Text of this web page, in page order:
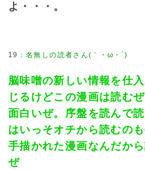
よ・・・。
19 ：名無しの読者さん(｀・ω・´)
脳味噌の新しい情報を仕
じるけどこの漫画は読む
面白いぜ。序盤を読んで
はいっそオチから読むの
手描かれた漫画なんだか
ぜ